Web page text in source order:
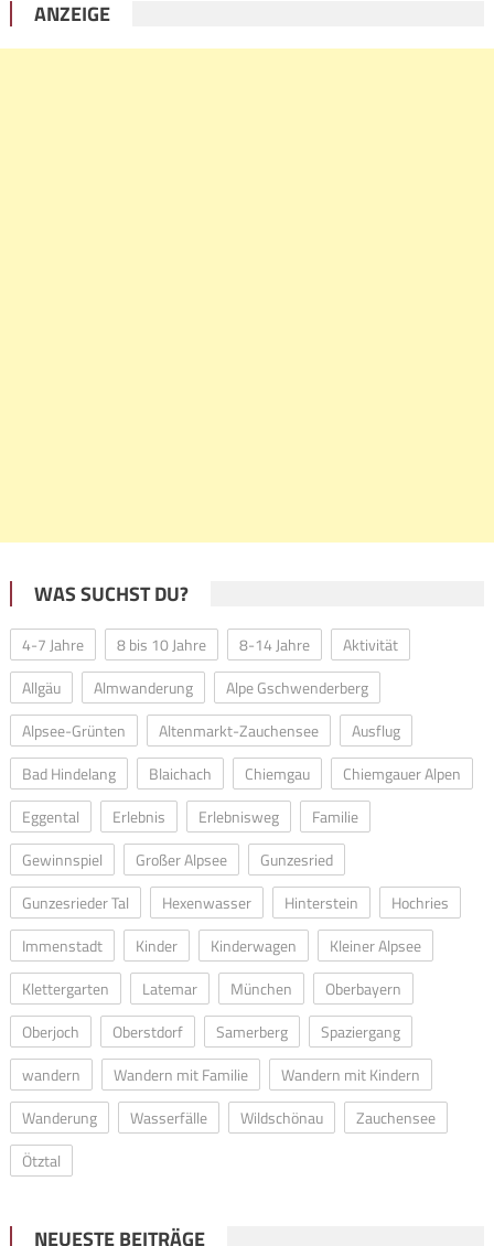
ANZEIGE
WAS SUCHST DU?
4-7 Jahre 8 bis 10 Jahre 8-14 Jahre
Aktivität
Allgäu
Almwanderung
Alpe Gschwenderberg
Alpsee-Grünten
Altenmarkt-Zauchensee
Ausflug
Bad Hindelang
Blaichach Chiemgau
Chiemgauer Alpen
Eggental
Erlebnis Erlebnisweg
Familie
Gewinnspiel
Großer Alpsee
Gunzesried
Gunzesrieder Tal
Hexenwasser Hinterstein
Hochries
Immenstadt
Kinder Kinderwagen
Kleiner Alpsee
Klettergarten
Latemar München
Oberbayern
Oberjoch
Oberstdorf Samerberg
Spaziergang
wandern
Wandern mit Familie
Wandern mit Kindern
Wanderung
Wasserfälle Wildschönau
Zauchensee
Ötztal
NEUESTE BEITRÄGE